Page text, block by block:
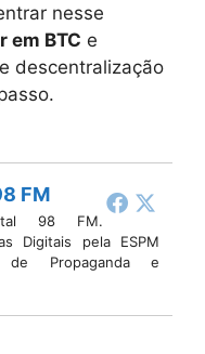
nesse
em BTC e
descentralização
FM
98 FM.
Digitais pela ESPM
de Propaganda e